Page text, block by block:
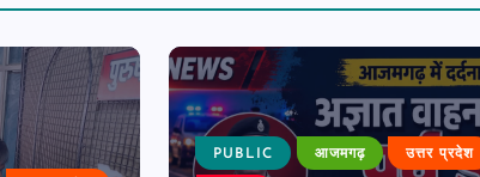
PUBLIC आजमगढ़ उत्तर प्रदेश